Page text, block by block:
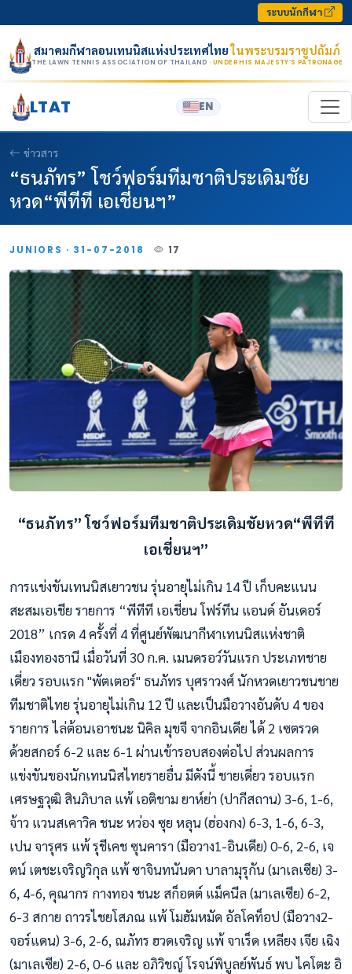
ระบบนักกีฬา
สมาคมกีฬาลอนเทนนิสแห่งประเทศไทยในพระบรมราชูปถัมภ์
THE LAWN TENNIS ASSOCIATION OF THAILAND · UNDER HIS MAJESTY’S PATRONAGE
LTAT EN
ข่าวสาร
“ธนภัทร” โชว์ฟอร์มทีมชาติประเดิมชัย
หวด“พีทีที เอเชี่ยนฯ”
JUNIORS · 31-07-2018 17
“ธนภัทร” โชว์ฟอร์มทีมชาติประเดิมชัยหวด“พีทีที
เอเชี่ยนฯ”
การแข่งขันเทนนิสเยาวชน รุ่นอายุไม่เกิน 14 ปี เก็บคะแนน
สะสมเอเชีย รายการ “พีทีที เอเชี่ยน โฟร์ทีน แอนด์ อันเดอร์
2018” เกรด 4 ครั้งที่ 4 ที่ศูนย์พัฒนากีฬาเทนนิสแห่งชาติ
เมืองทองธานี เมื่อวันที่ 30 ก.ค. เมนดรอว์วันแรก ประเภทชาย
เดี่ยว รอบแรก "พัตเตอร์" ธนภัทร บุศราวงศ์ นักหวดเยาวชนชาย
ทีมชาติไทย รุ่นอายุไม่เกิน 12 ปี และเป็นมือวางอันดับ 4 ของ
รายการ ไล่ต้อนเอาชนะ นิคิล มุขจี จากอินเดีย ได้ 2 เซตรวด
ด้วยสกอร์ 6-2 และ 6-1 ผ่านเข้ารอบสองต่อไป ส่วนผลการ
แข่งขันของนักเทนนิสไทยรายอื่น มีดังนี้ ชายเดี่ยว รอบแรก
เศรษฐวุฒิ สินภิบาล แพ้ เอติชาม ยาห์ย่า (ปากีสถาน) 3-6, 1-6,
จ้าว แวนสเคาวิค ชนะ หว่อง ซุย หลุน (ฮ่องกง) 6-3, 1-6, 6-3,
เปน จารุศร แพ้ รุชีเคช ซุนคารา (มือวาง1-อินเดีย) 0-6, 2-6, เจ
ตน์ เตชะเจริญวิกุล แพ้ ซาจินทนันดา บาลามุรุกัน (มาเลเซีย) 3-
6, 4-6, คุณากร กางทอง ชนะ สก็อตต์ แม็คนีล (มาเลเซีย) 6-2,
6-3 สกาย ถาวรไชยโสภณ แพ้ โมฮัมหมัด อัลโคท็อป (มือวาง2-
จอร์แดน) 3-6, 2-6, ณภัทร ฮวดเจริญ แพ้ จาเร็ด เหลียง เจีย เฉิง
(มาเลเซีย) 2-6, 0-6 และ อภิวิชญ์ โรจน์พิบูลย์พันธ์ พบ ไคโตะ อิ